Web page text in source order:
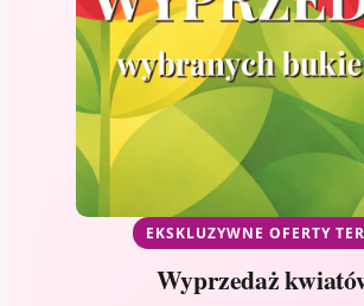
EKSKLUZYWNE OFERTY
Wyprzedaż